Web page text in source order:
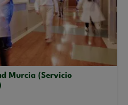
Murcia (Servicio